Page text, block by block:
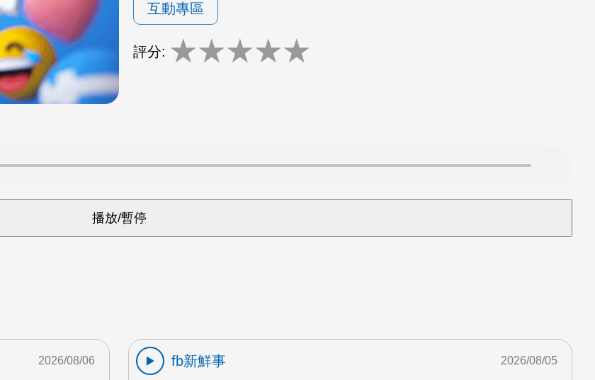
互動專區
評分: ★★★★★
2026/08/06
fb新鮮事
2026/08/05